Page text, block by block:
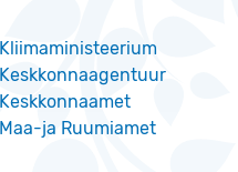
Kliimaministeerium
Keskkonnaagentuur
Keskkonnaamet
Maa-ja Ruumiamet